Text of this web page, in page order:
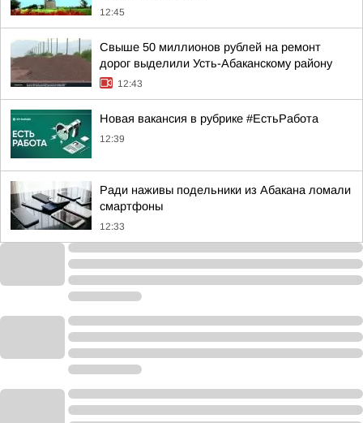
12:45
Свыше 50 миллионов рублей на ремонт
дорог выделили Усть-Абаканскому району
12:43
Новая вакансия в рубрике #ЕстьРабота
12:39
Ради наживы подельники из Абакана ломали
смартфоны
12:33